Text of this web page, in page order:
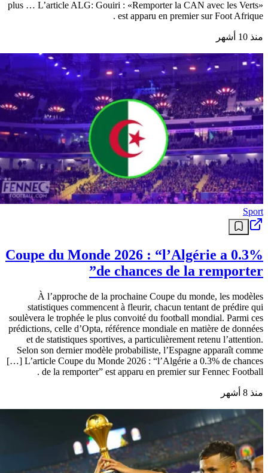
plus … L’article ALG: Gouiri : «Remporter la CAN avec les Verts»
est apparu en premier sur Foot Afrique .
منذ 10 أشهر
Sport
Coupe du Monde 2026 : “l’Algérie a 0.3%
de chances de la remporter”
À l’approche de la prochaine Coupe du monde, les modèles
statistiques commencent à fleurir, chacun tentant de prédire qui
soulèvera le trophée le plus convoité du football mondial. Parmi ces
prédictions, celle d’Opta, référence mondiale en matière de données
et de statistiques sportives, a particulièrement retenu l’attention.
Selon son dernier modèle probabiliste, l’Espagne apparaît comme
[…] L’article Coupe du Monde 2026 : “l’Algérie a 0.3% de chances
de la remporter” est apparu en premier sur Fennec Football .
منذ 8 أشهر